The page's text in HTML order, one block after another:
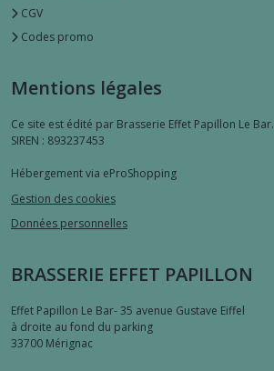
CGV
Codes promo
Mentions légales
Ce site est édité par Brasserie Effet Papillon Le Bar.
SIREN : 893237453
Hébergement via eProShopping
Gestion des cookies
Données personnelles
BRASSERIE EFFET PAPILLON
Effet Papillon Le Bar- 35 avenue Gustave Eiffel
à droite au fond du parking
33700 Mérignac